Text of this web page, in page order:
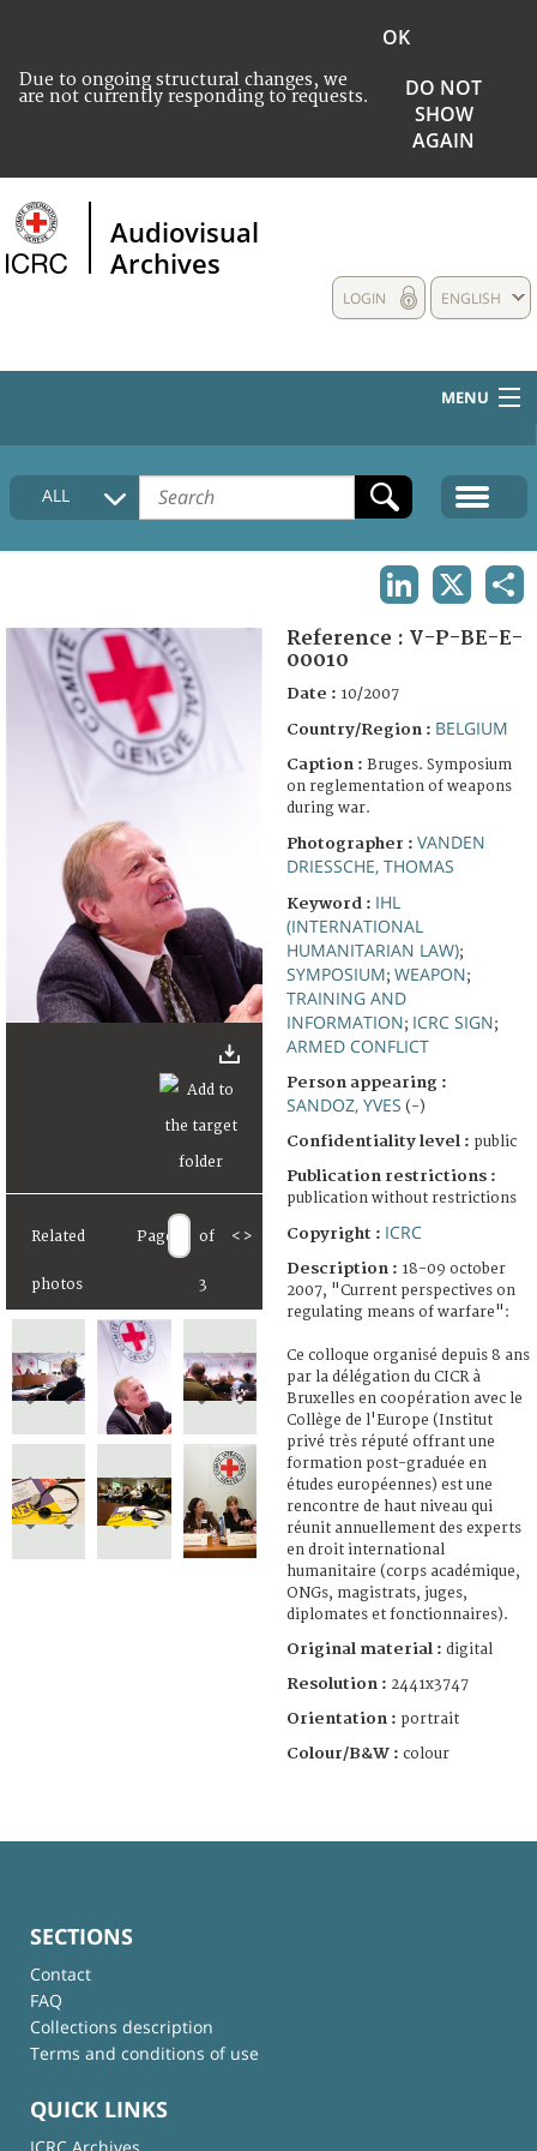
Due to ongoing structural changes, we
are not currently responding to requests.
OK
DO NOT
SHOW
AGAIN
Audiovisual
Archives
ENGLISH
LOGIN
MENU
HOME
COLLECTIONS DESCRIPTION
FAQ
ALL
Related
photos
Page of
3
< >
Reference : V-P-BE-E-
00010
Date : 10/2007
Country/Region : BELGIUM
Caption : Bruges. Symposium
on reglementation of weapons
during war.
Photographer : VANDEN
DRIESSCHE, THOMAS
Keyword : IHL
(INTERNATIONAL
HUMANITARIAN LAW);
SYMPOSIUM; WEAPON;
TRAINING AND
INFORMATION; ICRC SIGN;
ARMED CONFLICT
Person appearing :
SANDOZ, YVES (-)
Confidentiality level : public
Publication restrictions :
publication without restrictions
Copyright : ICRC
Description : 18-09 october
2007, "Current perspectives on
regulating means of warfare":
Ce colloque organisé depuis 8 ans
par la délégation du CICR à
Bruxelles en coopération avec le
Collège de l'Europe (Institut
privé très réputé offrant une
formation post-graduée en
études européennes) est une
rencontre de haut niveau qui
réunit annuellement des experts
en droit international
humanitaire (corps académique,
ONGs, magistrats, juges,
diplomates et fonctionnaires).
Original material : digital
Resolution : 2441x3747
Orientation : portrait
Colour/B&W : colour
SECTIONS
Contact
FAQ
Collections description
Terms and conditions of use
QUICK LINKS